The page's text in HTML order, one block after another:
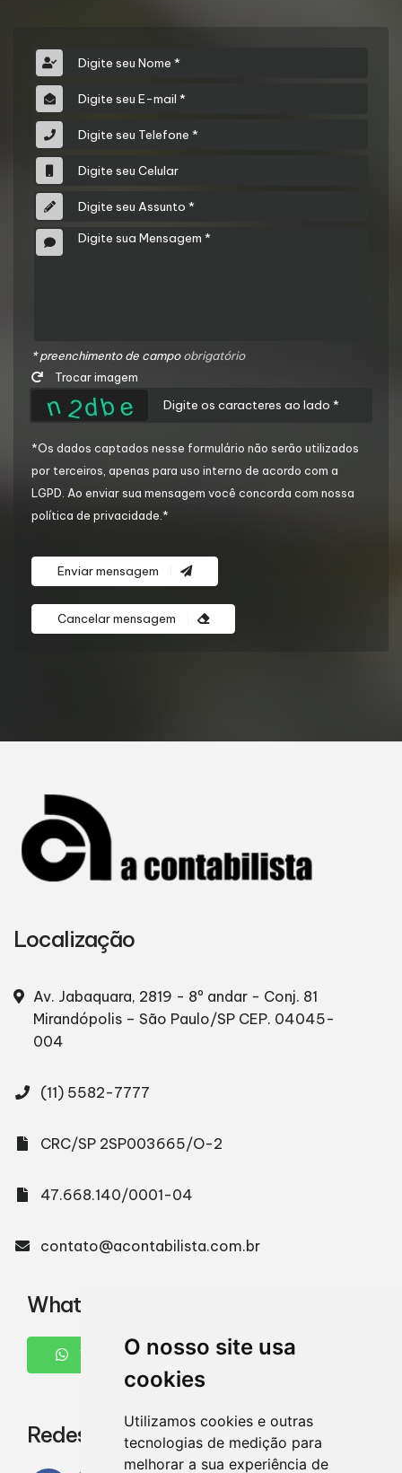
O nosso site usa
cookies
Utilizamos cookies e outras
tecnologias de medição para
melhorar a sua experiência de
* preenchimento de campoobrigatório
Trocar imagem
*Os dados captados nesse formulário não serão utilizados
por terceiros, apenas para uso interno de acordo com a
LGPD . Ao enviar sua mensagem você concorda com nossa
política de privacidade.*
Enviar mensagem
Cancelar mensagem
Localização
Av. Jabaquara, 2819 - 8º andar - Conj. 81
Mirandópolis – São Paulo/SP CEP. 04045-
004
(11) 5582-7777
CRC/SP 2SP003665/O-2
47.668.140/0001-04
contato@acontabilista.com.br
WhatsApp
WHATSAPP
Redes Sociais